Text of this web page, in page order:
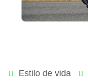
Estilo de vida